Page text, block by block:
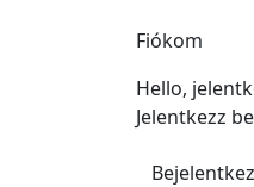
Fiókom
Hello,
Jelentkezz